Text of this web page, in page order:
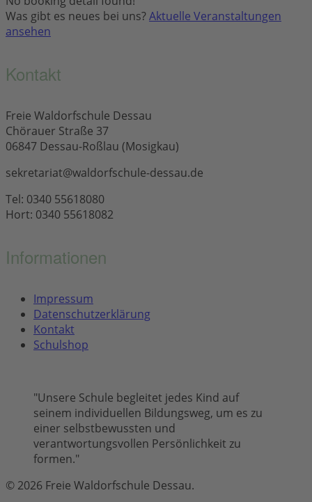
Was gibt es neues bei uns?Aktuelle Veranstaltungen
ansehen
Kontakt
Freie Waldorfschule Dessau
Chörauer Straße 37
06847 Dessau-Roßlau (Mosigkau)
sekretariat@waldorfschule-dessau.de
Tel: 0340 55618080
Hort: 0340 55618082
Informationen
Impressum
Datenschutzerklärung
Kontakt
Schulshop
"Unsere Schule begleitet jedes Kind auf
seinem individuellen Bildungsweg, um es zu
einer selbstbewussten und
verantwortungsvollen Persönlichkeit zu
formen."
© 2026 Freie Waldorfschule Dessau.